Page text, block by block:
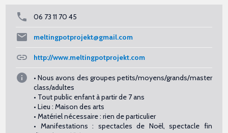
06 73 11 70 45
meltingpotprojekt@gmail.com
http://www.meltingpotprojekt.com
• Nous avons des groupes petits/moyens/grands/master
class/adultes
• Tout public enfant à partir de 7 ans
• Lieu : Maison des arts
• Matériel nécessaire : rien de particulier
• Manifestations : spectacles de Noël, spectacle fin